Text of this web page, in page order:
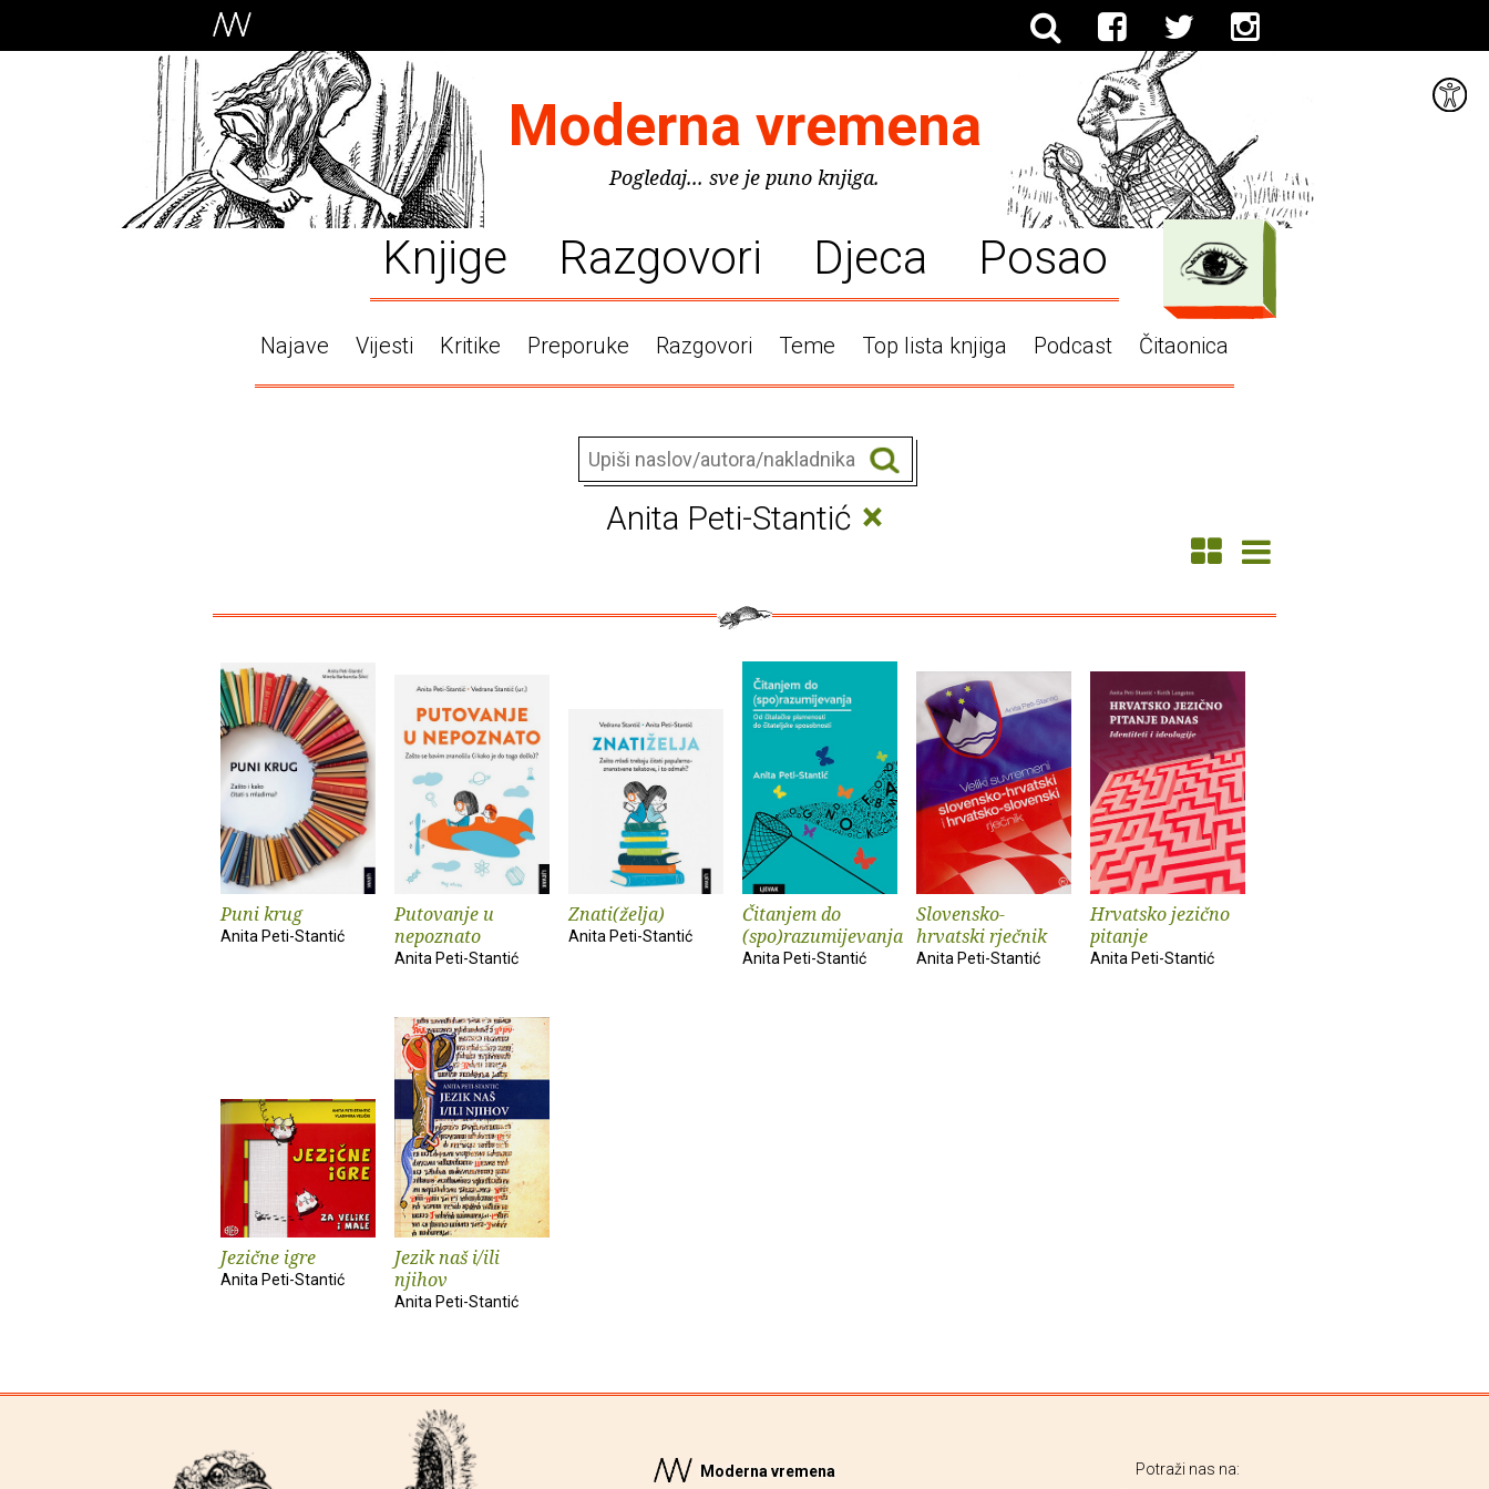
Moderna vremena
Pogledaj... sve je puno knjiga.
Knjige Razgovori Djeca Posao
Najave Vijesti Kritike Preporuke Razgovori Teme Top lista knjiga Podcast Čitaonica
Anita Peti-Stantić ×
Puni krug
Anita Peti-Stantić
Putovanje u
nepoznato
Anita Peti-Stantić
Znati(želja)
Anita Peti-Stantić
Čitanjem do
(spo)razumijevanja
Anita Peti-Stantić
Slovensko-
hrvatski rječnik
Anita Peti-Stantić
Hrvatsko jezično
pitanje
Anita Peti-Stantić
Jezične igre
Anita Peti-Stantić
Jezik naš i/ili
njihov
Anita Peti-Stantić
Moderna vremena Potraži nas na: